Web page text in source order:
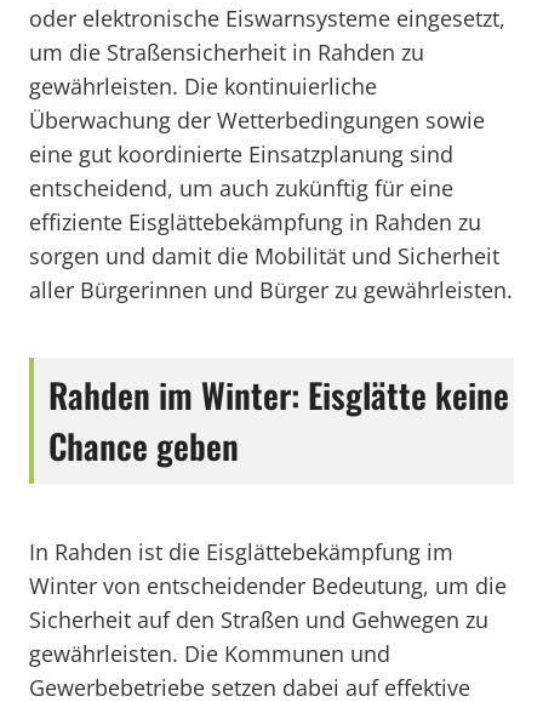
oder elektronische Eiswarnsysteme eingesetzt,
um die Straßensicherheit in Rahden zu
gewährleisten. Die kontinuierliche
Überwachung der Wetterbedingungen sowie
eine gut koordinierte Einsatzplanung sind
entscheidend, um auch zukünftig für eine
effiziente Eisglättebekämpfung in Rahden zu
sorgen und damit die Mobilität und Sicherheit
aller Bürgerinnen und Bürger zu gewährleisten.
Rahden im Winter: Eisglätte keine
Chance geben
In Rahden ist die Eisglättebekämpfung im
Winter von entscheidender Bedeutung, um die
Sicherheit auf den Straßen und Gehwegen zu
gewährleisten. Die Kommunen und
Gewerbebetriebe setzen dabei auf effektive